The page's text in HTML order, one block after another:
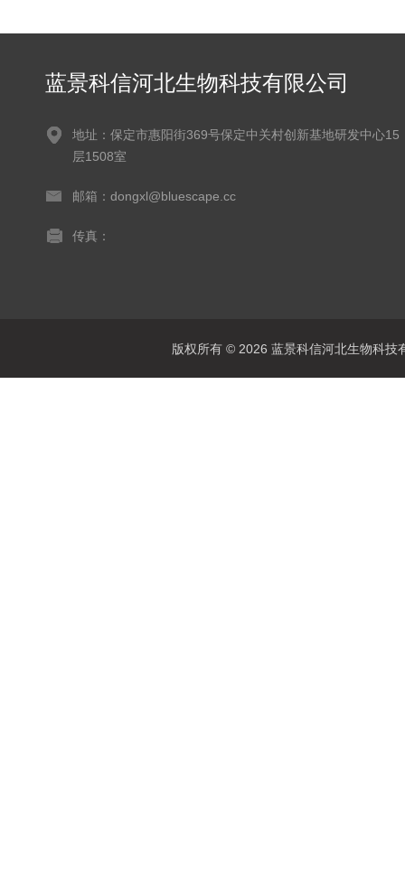
蓝景科信河北生物科技有限公司
地址：保定市惠阳街369号保定中关村创新基地研发中心15
层1508室
邮箱：dongxl@bluescape.cc
传真：
版权所有 © 2026 蓝景科信河北生物科